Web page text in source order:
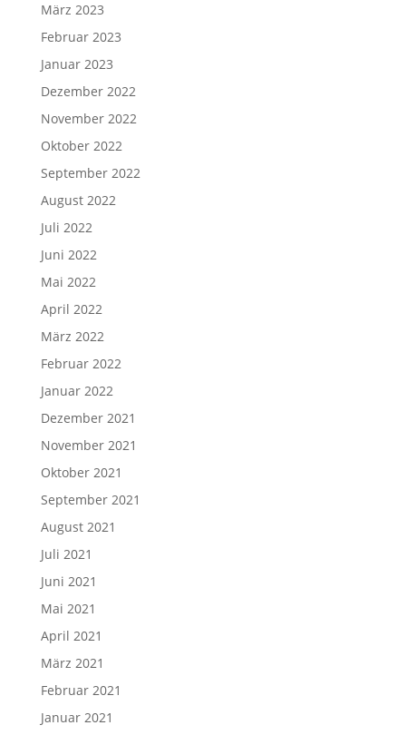
März 2023
Februar 2023
Januar 2023
Dezember 2022
November 2022
Oktober 2022
September 2022
August 2022
Juli 2022
Juni 2022
Mai 2022
April 2022
März 2022
Februar 2022
Januar 2022
Dezember 2021
November 2021
Oktober 2021
September 2021
August 2021
Juli 2021
Juni 2021
Mai 2021
April 2021
März 2021
Februar 2021
Januar 2021